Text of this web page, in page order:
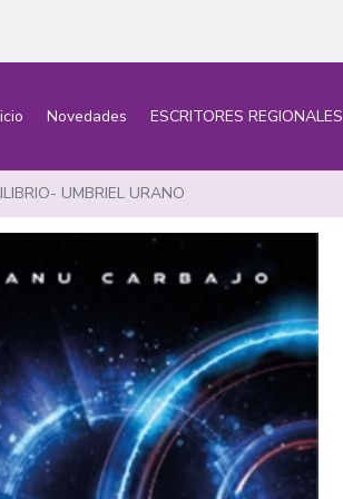
Novedades ESCRITORES REGIONALES
UMBRIEL URANO